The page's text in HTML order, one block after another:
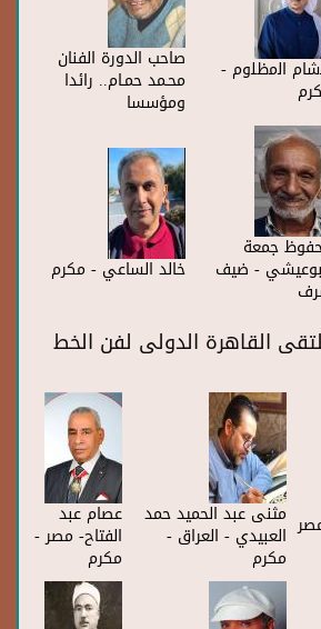
ﺍﻟﻣﻅﻠﻭﻡ -
مكرم
صاحب الدورة الفنان
محـمد حمـام.. رائدا
ومؤسسا
جمعة
- ضيف
شرف
خالد الساعي - مكرم
القاهرة الدولى لفن الخط
مثنى عبد الحميد حمد
العبيدي - العراق -
مكرم
عصام عبد
الفتاح- مصر -
مكرم